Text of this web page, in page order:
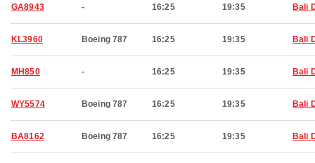
GA8943 - 16:25 19:35 Bali
KL3960 Boeing 787 16:25 19:35 Bali
MH850 - 16:25 19:35 Bali
WY5574 Boeing 787 16:25 19:35 Bali
BA8162 Boeing 787 16:25 19:35 Bali